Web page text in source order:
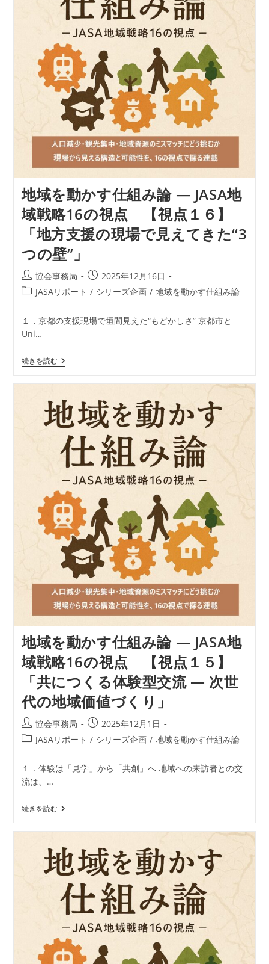
地域を動かす仕組み論 ― JASA地
域戦略16の視点 【視点１６】
「地方支援の現場で見えてきた“3
つの壁”」
投
稿
協会事務局
投
稿
日:
2025年12月16日
投
カ
テ
ー:
JASAリポート / シリーズ企画 / 地域を動かす仕組み論
１．京都の支援現場で垣間見えた“もどかしさ” 京都市と
Uni…
続きを読む地
域
か
す
仕
組
論
―
JASA
戦
略
16
の
視
点
【視
点
６】
「地
方
支
現
場
で
見
え
て
き
た“3
の
壁”」
地域を動かす仕組み論 ― JASA地
域戦略16の視点 【視点１５】
「共につくる体験型交流 ― 次世
代の地域価値づくり」
投
稿
協会事務局
投
稿
日:
2025年12月1日
投
カ
テ
ゴ
ー:
JASAリポート / シリーズ企画 / 地域を動かす仕組み論
１．体験は「見学」から「共創」へ 地域への来訪者との交
流は、…
続きを読む地
域
か
す
仕
組
論
―
JASA
戦
略